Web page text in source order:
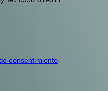
consentimiento